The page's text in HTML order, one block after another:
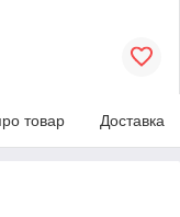
товар Доставка